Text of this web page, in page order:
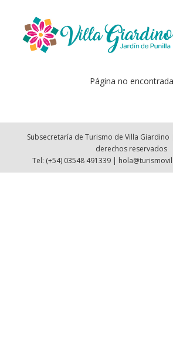
Página no encontrada
Subsecretaría de Turismo de Villa
derechos reservados
Tel: (+54) 03548 491339 |